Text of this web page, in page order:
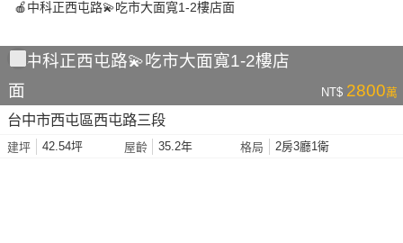
🍎中科正西屯路💫吃市大面寬1-2樓店
面
NT$ 2800萬
台中市西屯區西屯路三段
建坪 42.54坪 屋齡 35.2年 格局 2房3廳1衛